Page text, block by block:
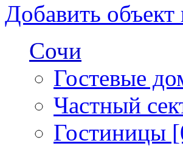
Добавить объект
Сочи
Гостевые
Частный
Гостиницы